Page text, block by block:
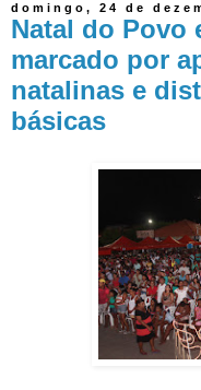
domingo, 24 de
Natal do Povo
marcado por
natalinas e
básicas